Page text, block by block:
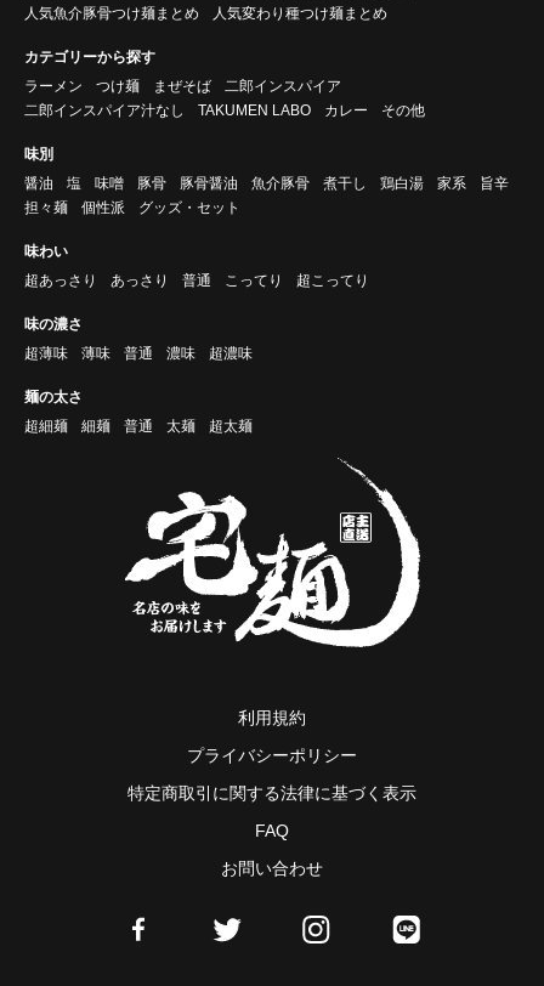
人気魚介豚骨つけ麺まとめ
人気変わり種つけ麺まとめ
カテゴリーから探す
ラーメン
つけ麺 まぜそば
二郎インスパイア
二郎インスパイア汁なし
TAKUMEN LABO カレー その他
味別
醤油
塩 味噌 豚骨 豚骨醤油 魚介豚骨 煮干し 鶏白湯 家系
旨辛
担々麺
個性派 グッズ・セット
味わい
超あっさり
あっさり 普通 こってり 超こってり
味の濃さ
超薄味
薄味 普通 濃味 超濃味
麺の太さ
超細麺
細麺 普通 太麺 超太麺
利用規約
プライバシーポリシー
特定商取引に関する法律に基づく表示
FAQ
お問い合わせ